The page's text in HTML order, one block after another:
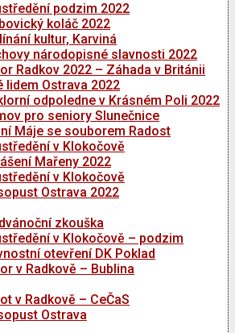
podzim 2022
koláč 2022
kultur, Karviná
národopisné slavnosti 2022
Radkov 2022 – Záhada v Británii
lidem Ostrava 2022
odpoledne v Krásném Poli 2022
pro seniory Slunečnice
Máje se souborem Radost
v Klokočově
Mařeny 2022
v Klokočově
Ostrava 2022
zkouška
v Klokočově – podzim
otevření DK Poklad
v Radkově – Bublina
v Radkově – CeČaS
Ostrava